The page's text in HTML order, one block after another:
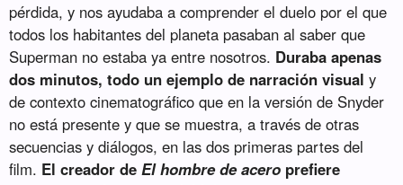
pérdida, y nos ayudaba a comprender el duelo por el que
todos los habitantes del planeta pasaban al saber que
Superman no estaba ya entre nosotros. Duraba apenas
dos minutos, todo un ejemplo de narración visual y
de contexto cinematográfico que en la versión de Snyder
no está presente y que se muestra, a través de otras
secuencias y diálogos, en las dos primeras partes del
film. El creador de El hombre de acero prefiere